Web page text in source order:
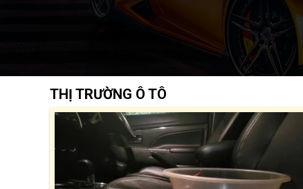
THỊ TRƯỜNG Ô TÔ